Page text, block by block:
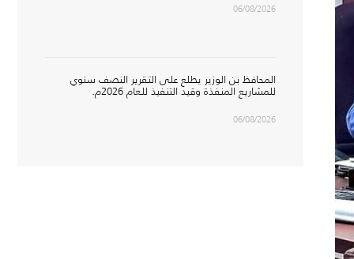
06/08/2026
المحافظ بن الوزير يطلع على التقرير النصف سنوي
للمشاريع المنفذة وقيد التنفيذ للعام 2026م.
06/08/2026